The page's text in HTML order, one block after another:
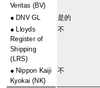
Veritas (BV)
● DNV GL 是的
● Lloyds
Register of
Shipping
(LRS)
不
● Nippon Kaiji
Kyokai (NK)
不